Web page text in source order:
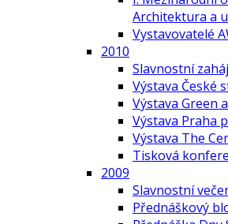
Architektura a
Vystavovatelé
2010
Slavnostní
Výstava České
Výstava Green
Výstava Praha
Výstava The
Tisková
2009
Slavnostní
Přednáškový